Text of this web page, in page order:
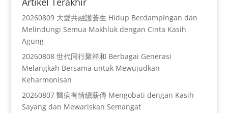
20260809 大愛共融護蒼生 Hidup Berdampingan dan
Melindungi Semua Makhluk dengan Cinta Kasih
Agung
20260808 世代同行聚祥和 Berbagai Generasi
Melangkah Bersama untuk Mewujudkan
Keharmonisan
20260807 醫病有情續薪傳 Mengobati dengan Kasih
Sayang dan Mewariskan Semangat